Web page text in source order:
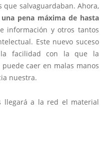
que salvaguardaban. Ahora,
pena máxima de hasta
información y otros tantos
Este nuevo suceso
facilidad con la que la
caer en malas manos
nuestra.
llegará a la red el material